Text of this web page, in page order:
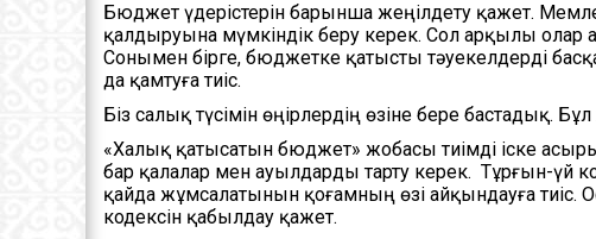
Бюджет үдерістерін барынша жеңілдету қажет.
қалдыруына мүмкіндік беру керек. Сол арқылы олар
Сонымен бірге, бюджетке қатысты тәуекелдерді
да қамтуға тиіс.
Біз салық түсімін өңірлердің өзіне бере бастадық.
«Халық қатысатын бюджет» жобасы тиімді іске
бар қалалар мен ауылдарды тарту керек. Тұрғын-
қайда жұмсалатынын қоғамның өзі айқындауға
кодексін қабылдау қажет.